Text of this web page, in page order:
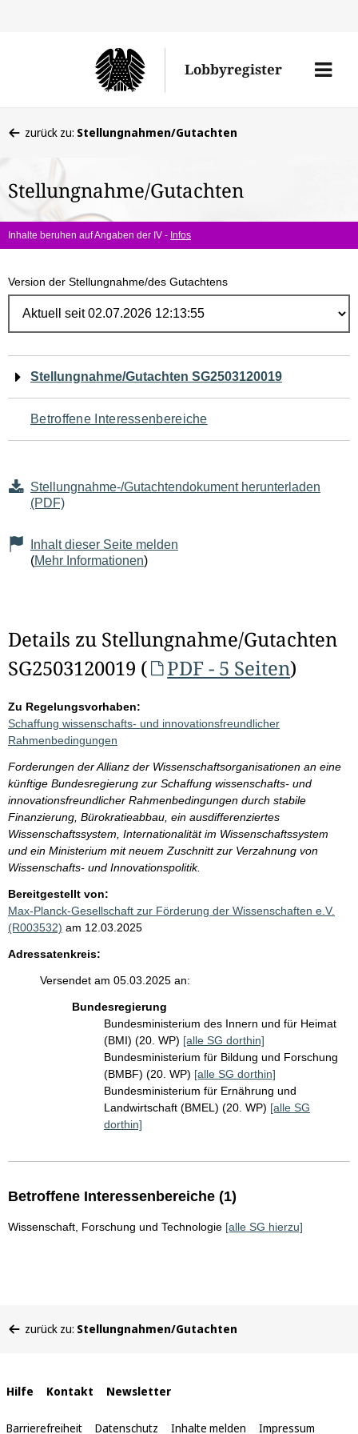
Lobbyregister
Menü
befinden
hier:
zurück zu: Stellungnahmen/Gutachten
Stellungnahme/Gutachten
Inhalte beruhen auf Angaben der IV - Infos
Version der Stellungnahme/des Gutachtens
Navigation
für
den
Seiteninhalt
Stellungnahme/Gutachten SG2503120019
Betroffene Interessenbereiche
Stellungnahme-/Gutachtendokument herunterladen
(PDF)
Inhalt dieser Seite melden
(Mehr Informationen)
Details zu Stellungnahme/Gutachten
SG2503120019 (
PDF - 5 Seiten)
Zu Regelungsvorhaben:
Schaffung wissenschafts- und innovationsfreundlicher
Rahmenbedingungen
Forderungen der Allianz der Wissenschaftsorganisationen an eine
künftige Bundesregierung zur Schaffung wissenschafts- und
innovationsfreundlicher Rahmenbedingungen durch stabile
Finanzierung, Bürokratieabbau, ein ausdifferenziertes
Wissenschaftssystem, Internationalität im Wissenschaftssystem
und ein Ministerium mit neuem Zuschnitt zur Verzahnung von
Wissenschafts- und Innovationspolitik.
Bereitgestellt von:
Max-Planck-Gesellschaft zur Förderung der Wissenschaften e.V.
(R003532) am 12.03.2025
Adressatenkreis:
Versendet am 05.03.2025 an:
Bundesregierung
Bundesministerium des Innern und für Heimat
(BMI) (20. WP) [alle SG dorthin]
Bundesministerium für Bildung und Forschung
(BMBF) (20. WP) [alle SG dorthin]
Bundesministerium für Ernährung und
Landwirtschaft (BMEL) (20. WP) [alle SG
dorthin]
Betroffene Interessenbereiche (1)
Wissenschaft, Forschung und Technologie [alle SG hierzu]
befinden
zurück zu: Stellungnahmen/Gutachten
Interne
Links
Hilfe Kontakt Newsletter
Barrierefreiheit Datenschutz Inhalte melden Impressum